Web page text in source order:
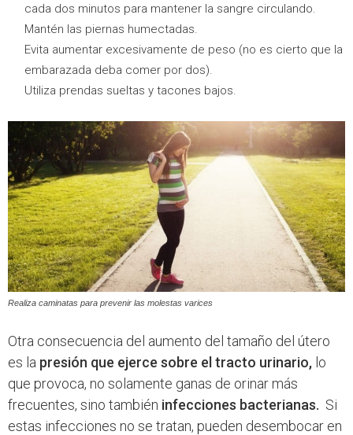
cada dos minutos para mantener la sangre circulando.
Mantén las piernas humectadas.
Evita aumentar excesivamente de peso (no es cierto que la
embarazada deba comer por dos).
Utiliza prendas sueltas y tacones bajos.
Realiza caminatas para prevenir las molestas varices
Otra consecuencia del aumento del tamaño del útero
es la presión que ejerce sobre el tracto urinario, lo
que provoca, no solamente ganas de orinar más
frecuentes, sino también infecciones bacterianas. Si
estas infecciones no se tratan, pueden desembocar en